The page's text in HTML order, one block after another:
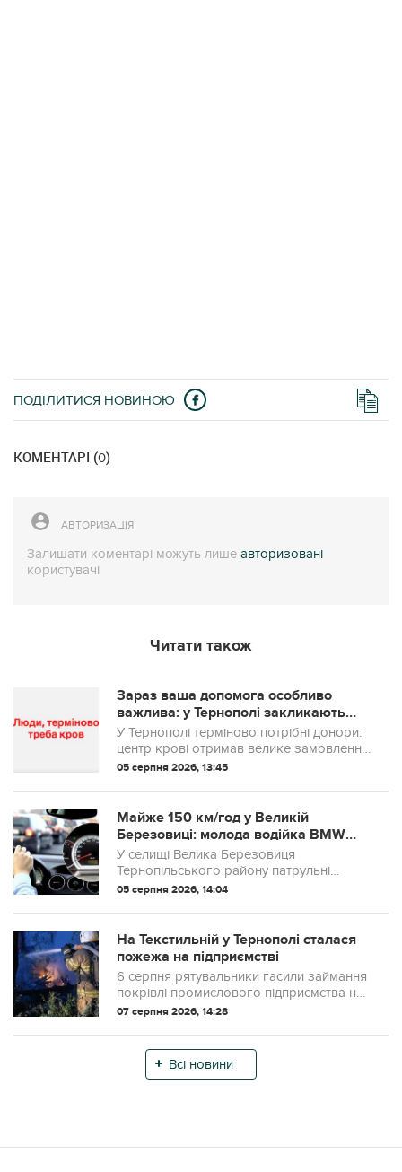
ПОДІЛИТИСЯ НОВИНОЮ
КОМЕНТАРІ (0)
АВТОРИЗАЦІЯ
Залишати коментарі можуть лише авторизовані
користувачі
Читати також
Зараз ваша допомога особливо
важлива: у Тернополі закликають
терміново здати кров для військових
У Тернополі терміново потрібні донори:
центр крові отримав велике замовлення
для потреб ЗСУ
05 серпня 2026, 13:45
Майже 150 км/год у Великій
Березовиці: молода водійка BMW
отримала штраф
У селищі Велика Березовиця
Тернопільського району патрульні
зафіксували суттєве перевищення
дорожнього руху за допомогою
приладу TruCAM інспектори зупинили
авт...
05 серпня 2026, 14:04
На Текстильній у Тернополі сталася
пожежа на підприємстві
6 серпня рятувальники гасили займання
покрівлі промислового підприємства на
вул. Текстильній
07 серпня 2026, 14:28
Всі новини